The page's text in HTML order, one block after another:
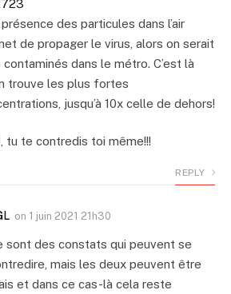
présence des particules dans l’air
de propager le virus, alors on serait
contaminés dans le métro. C’est là
trouve les plus fortes
jusqu’à 10x celle de dehors!
tu te contredis toi même!!!
REPLY
on 1 juin 2021 21h30
sont des constats qui peuvent se
mais les deux peuvent être
et dans ce cas-là cela reste